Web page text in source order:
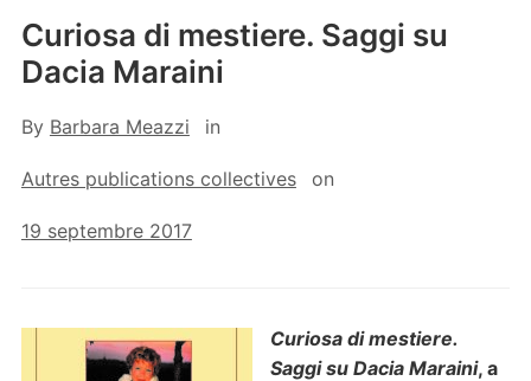
Curiosa di mestiere. Saggi su
Dacia Maraini
By Barbara Meazzi in
Autres publications collectives on
19 septembre 2017
Curiosa di mestiere.
Saggi su Dacia Maraini, a